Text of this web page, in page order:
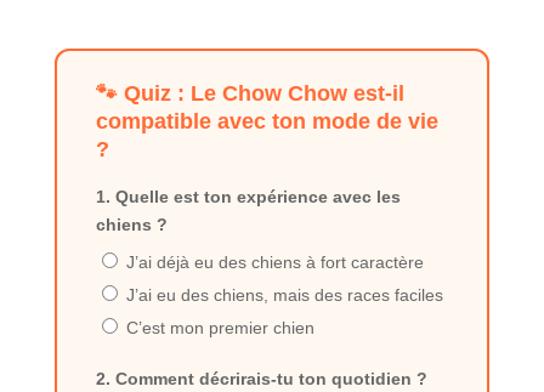
🐾 Quiz : Le Chow Chow est-il
compatible avec ton mode de vie
?
1. Quelle est ton expérience avec les
chiens ?
J’ai déjà eu des chiens à fort caractère
J’ai eu des chiens, mais des races faciles
C’est mon premier chien
2. Comment décrirais-tu ton quotidien ?